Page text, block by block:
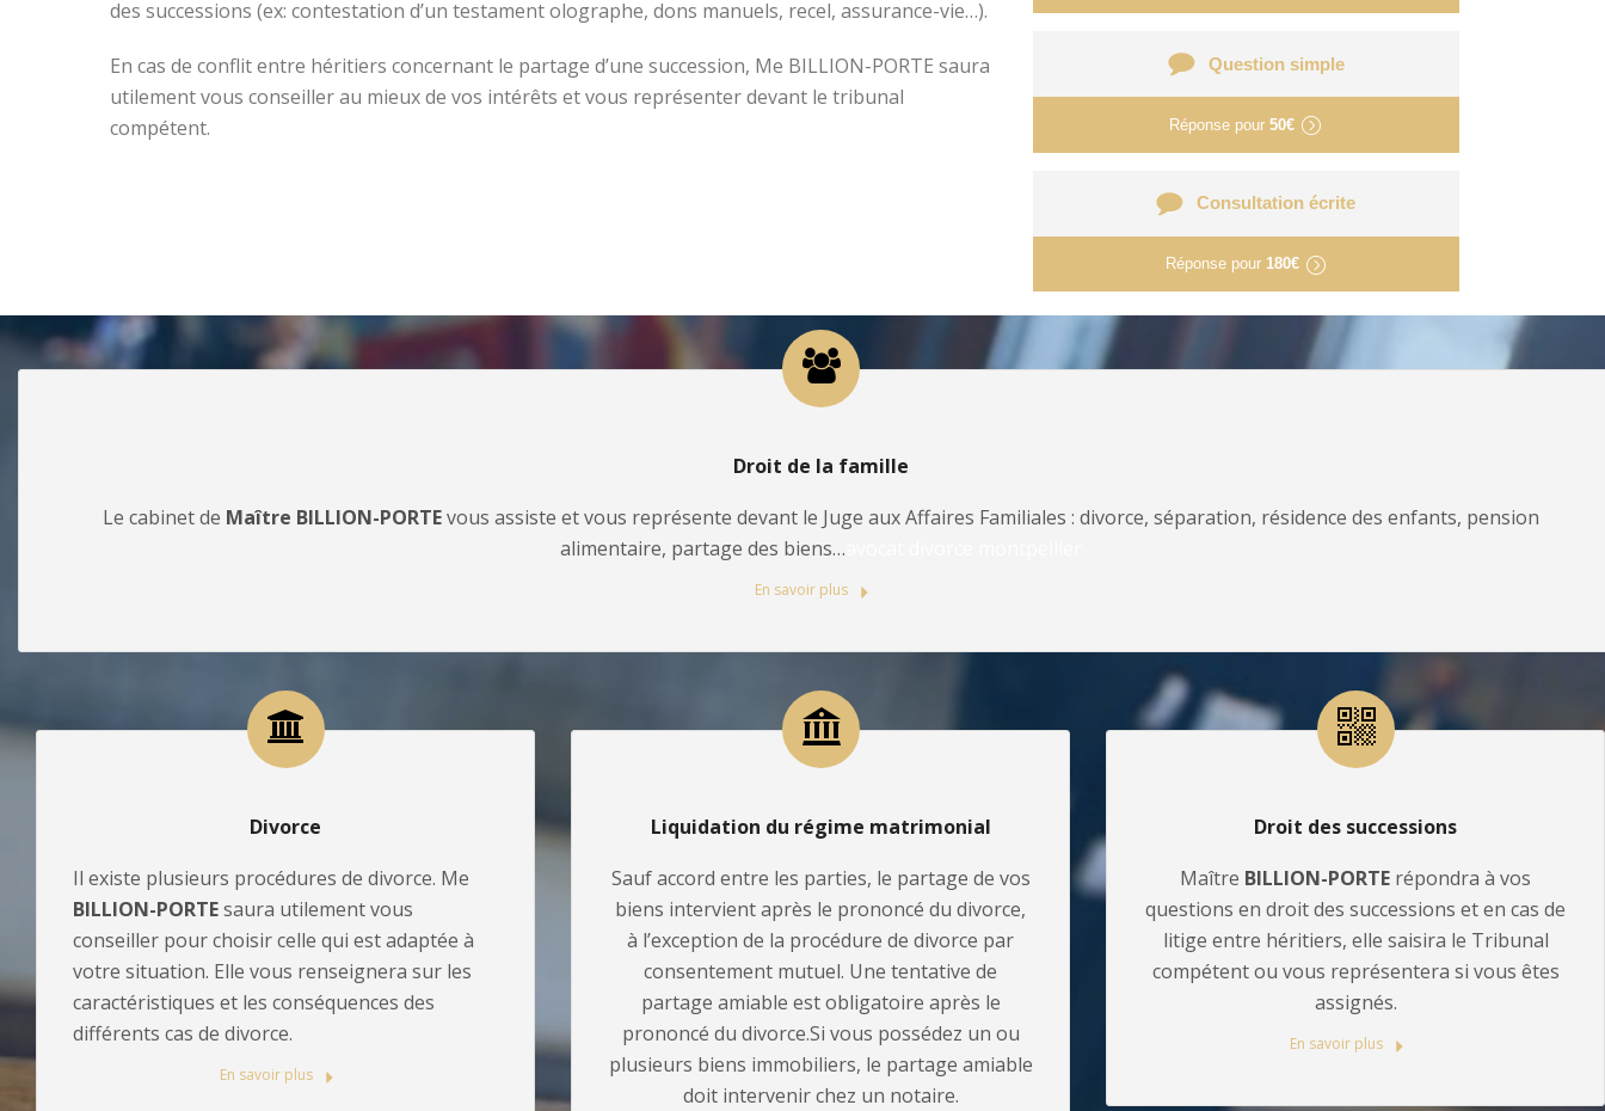
des successions (ex: contestation d’un testament olographe, dons manuels, recel, assurance-vie…).
En cas de conflit entre héritiers concernant le partage d’une succession, Me BILLION-PORTE saura
utilement vous conseiller au mieux de vos intérêts et vous représenter devant le tribunal
compétent.
Question simple
Réponse pour50€
Consultation écrite
Réponse pour 180€
Droit de la famille
Le cabinet de Maître BILLION-PORTEvous assiste et vous représente devant le Juge aux Affaires Familiales : divorce, séparation, résidence des enfants, pension
alimentaire, partage des biens…
En savoir plus
Divorce
Il existe plusieurs procédures de divorce. Me
BILLION-PORTEsaura utilement vous
conseiller pour choisir celle qui est adaptée à
votre situation. Elle vous renseignera sur les
caractéristiques et les conséquences des
différents cas de divorce.
En savoir plus
Liquidation du régime matrimonial
Sauf accord entre les parties, le partage de vos
biens intervient après le prononcé du divorce,
à l’exception de la procédure de divorce par
consentement mutuel. Une tentative de
partage amiable est obligatoire après le
prononcé du divorce.Si vous possédez un ou
plusieurs biens immobiliers, le partage amiable
doit intervenir chez un notaire.
Droit des successions
Maître BILLION-PORTE répondra à vos
questions en droit des successions et en cas de
litige entre héritiers, elle saisira le Tribunal
compétent ou vous représentera si vous êtes
assignés.
En savoir plus